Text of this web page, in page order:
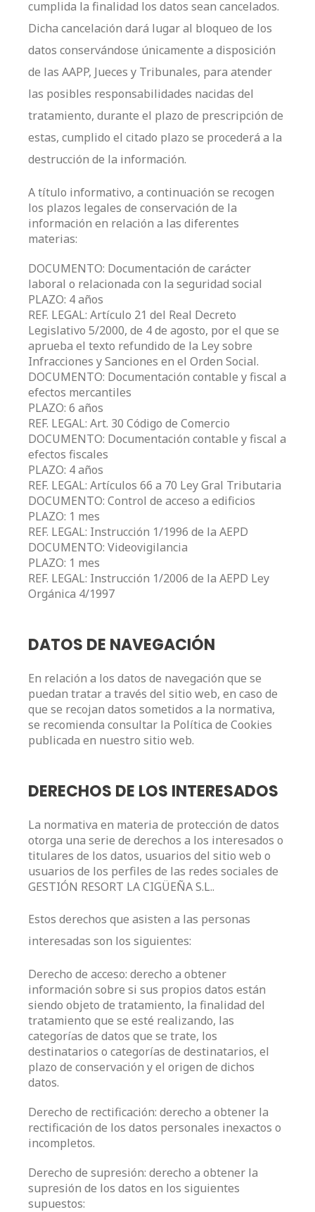
cumplida la finalidad los datos sean cancelados.
Dicha cancelación dará lugar al bloqueo de los
datos conservándose únicamente a disposición
de las AAPP, Jueces y Tribunales, para atender
las posibles responsabilidades nacidas del
tratamiento, durante el plazo de prescripción de
estas, cumplido el citado plazo se procederá a la
destrucción de la información.
A título informativo, a continuación se recogen
los plazos legales de conservación de la
información en relación a las diferentes
materias:
DOCUMENTO: Documentación de carácter
laboral o relacionada con la seguridad social
PLAZO: 4 años
REF. LEGAL: Artículo 21 del Real Decreto
Legislativo 5/2000, de 4 de agosto, por el que se
aprueba el texto refundido de la Ley sobre
Infracciones y Sanciones en el Orden Social.
DOCUMENTO: Documentación contable y fiscal a
efectos mercantiles
PLAZO: 6 años
REF. LEGAL: Art. 30 Código de Comercio
DOCUMENTO: Documentación contable y fiscal a
efectos fiscales
PLAZO: 4 años
REF. LEGAL: Artículos 66 a 70 Ley Gral Tributaria
DOCUMENTO: Control de acceso a edificios
PLAZO: 1 mes
REF. LEGAL: Instrucción 1/1996 de la AEPD
DOCUMENTO: Videovigilancia
PLAZO: 1 mes
REF. LEGAL: Instrucción 1/2006 de la AEPD Ley
Orgánica 4/1997
DATOS DE NAVEGACIÓN
En relación a los datos de navegación que se
puedan tratar a través del sitio web, en caso de
que se recojan datos sometidos a la normativa,
se recomienda consultar la Política de Cookies
publicada en nuestro sitio web.
DERECHOS DE LOS INTERESADOS
La normativa en materia de protección de datos
otorga una serie de derechos a los interesados o
titulares de los datos, usuarios del sitio web o
usuarios de los perfiles de las redes sociales de
GESTIÓN RESORT LA CIGÜEÑA S.L..
Estos derechos que asisten a las personas
interesadas son los siguientes:
Derecho de acceso: derecho a obtener
información sobre si sus propios datos están
siendo objeto de tratamiento, la finalidad del
tratamiento que se esté realizando, las
categorías de datos que se trate, los
destinatarios o categorías de destinatarios, el
plazo de conservación y el origen de dichos
datos.
Derecho de rectificación: derecho a obtener la
rectificación de los datos personales inexactos o
incompletos.
Derecho de supresión: derecho a obtener la
supresión de los datos en los siguientes
supuestos: